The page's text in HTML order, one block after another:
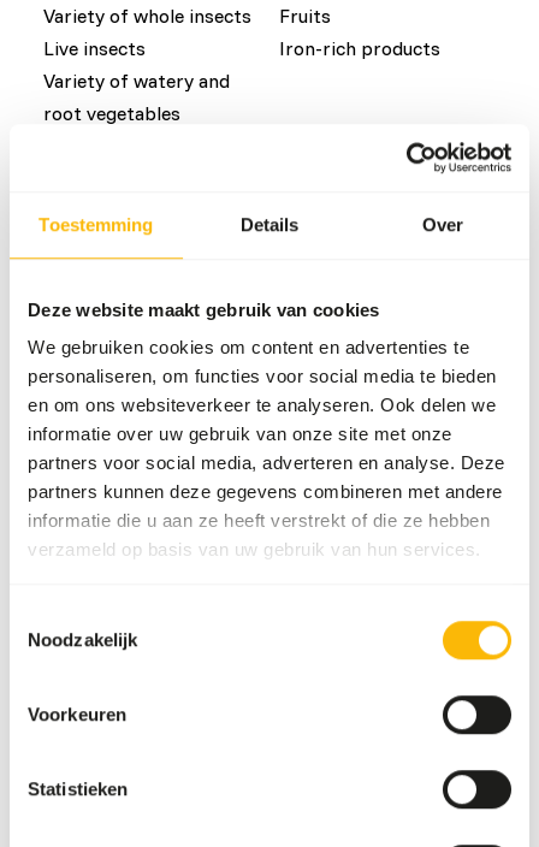
Toestemming Details Over
Deze website maakt gebruik van cookies
We gebruiken cookies om content en advertenties te
personaliseren, om functies voor social media te bieden
en om ons websiteverkeer te analyseren. Ook delen we
informatie over uw gebruik van onze site met onze
partners voor social media, adverteren en analyse. Deze
partners kunnen deze gegevens combineren met andere
informatie die u aan ze heeft verstrekt of die ze hebben
verzameld op basis van uw gebruik van hun services.
Noodzakelijk
Voorkeuren
Statistieken
Variety of whole insects
Live insects
Variety of watery and
root vegetables
Fruits
Iron-rich products
An unbalanced diet may result in one of these more
Iron storage disease
Obesity
Additional advice
Divide the “Feed quantity per day” over at least
two feeding moments per day.
the hindgut because of high sugar levels in
read
more about nutritional values of (wild) fruits
and vegetables
or hanging the feed (
read more about feed